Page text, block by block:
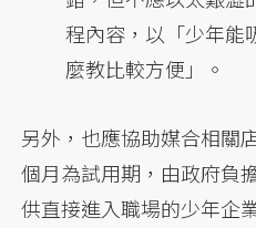
程內容，以「少年能
麼教比較方便」。
另外，也應協助媒合相關
個月為試用期，由政府負
供直接進入職場的少年企